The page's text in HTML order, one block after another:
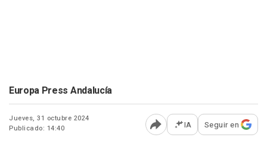
Europa Press Andalucía
Jueves, 31 octubre 2024
Publicado: 14:40
Abrir opciones para
IA Seguir en